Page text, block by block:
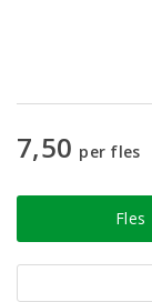
7,50 per fles
Fles